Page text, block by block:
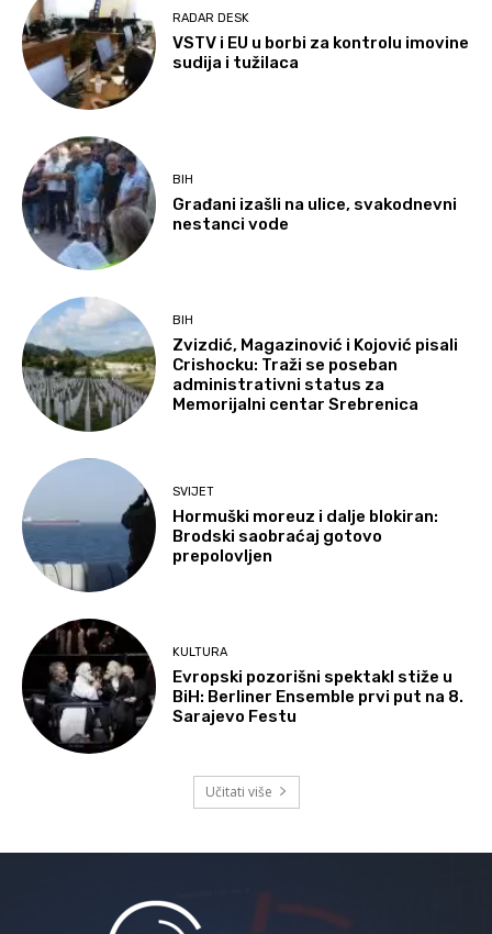
RADAR DESK
VSTV i EU u borbi za kontrolu imovine
sudija i tužilaca
BIH
Građani izašli na ulice, svakodnevni
nestanci vode
BIH
Zvizdić, Magazinović i Kojović pisali
Crishocku: Traži se poseban
administrativni status za
Memorijalni centar Srebrenica
SVIJET
Hormuški moreuz i dalje blokiran:
Brodski saobraćaj gotovo
prepolovljen
KULTURA
Evropski pozorišni spektakl stiže u
BiH: Berliner Ensemble prvi put na 8.
Sarajevo Festu
Učitati više